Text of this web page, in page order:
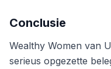
Conclusie
Wealthy Women van
serieus opgezette